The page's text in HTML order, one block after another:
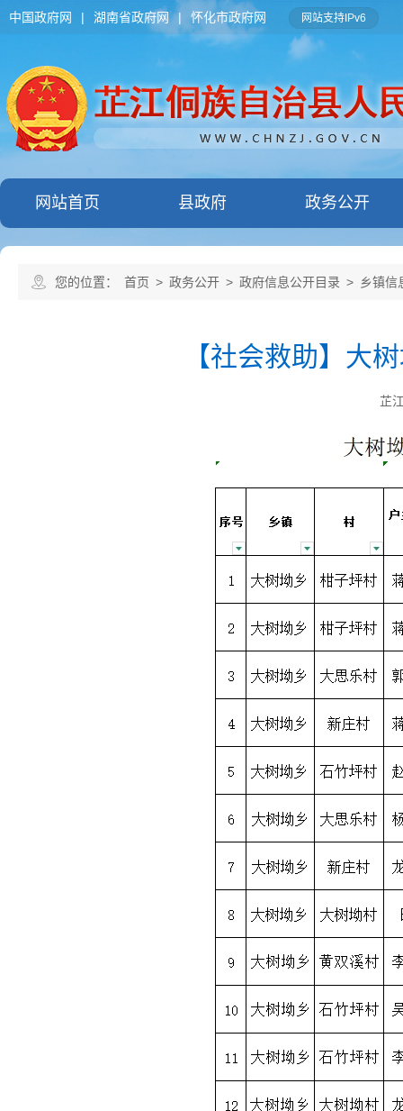
中国政府网 | 湖南省政府网 | 怀化市政府网 网站支持IPv6
网站首页 县政府 政务公开
您的位置： 首页 > 政务公开 > 政府信息公开目录 > 乡镇信
【社会救助】大
芷